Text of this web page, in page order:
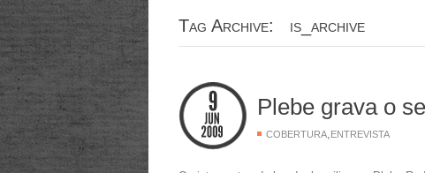
Tag Archive: is_archive
Plebe grava o
COBERTURA, ENTREVISTA